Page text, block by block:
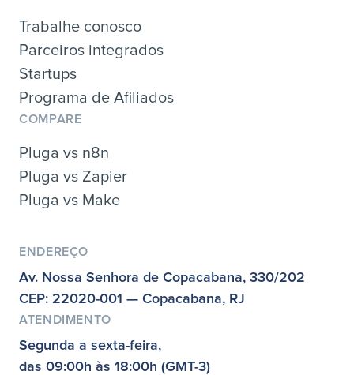
Trabalhe conosco
Parceiros integrados
Startups
Programa de Afiliados
COMPARE
Pluga vs n8n
Pluga vs Zapier
Pluga vs Make
ENDEREÇO
Av. Nossa Senhora de Copacabana, 330/202
CEP: 22020-001 — Copacabana, RJ
ATENDIMENTO
Segunda a sexta-feira,
das 09:00h às 18:00h (GMT-3)